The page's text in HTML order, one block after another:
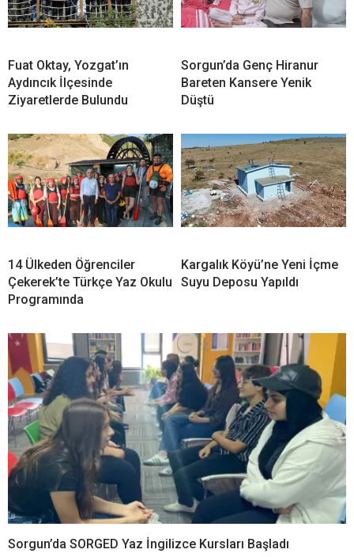
Fuat Oktay, Yozgat’ın
Aydıncık İlçesinde
Ziyaretlerde Bulundu
Sorgun’da Genç Hiranur
Bareten Kansere Yenik
Düştü
14 Ülkeden Öğrenciler
Çekerek’te Türkçe Yaz Okulu
Programında
Kargalık Köyü’ne Yeni İçme
Suyu Deposu Yapıldı
Sorgun’da SORGED Yaz İngilizce Kursları Başladı